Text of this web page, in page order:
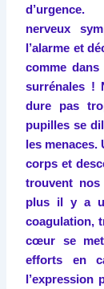
nerveux
l’alarme et
comme
surrénales !
dure pas
pupilles se
les
corps et
trouvent nos
plus il y a
coagulation,
cœur se
efforts en
l’expression